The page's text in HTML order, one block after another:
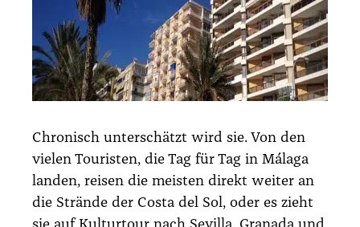
Chro­nisch unter­schätzt wird sie. Von den
vie­len Tou­ris­ten, die Tag für Tag in Mála­ga
lan­den, rei­sen die meis­ten direkt wei­ter an
die Strän­de der Cos­ta del Sol, oder es zieht